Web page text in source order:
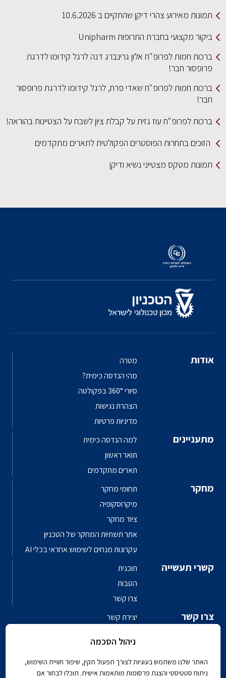
תמונות מאירוע צהרי דיקן שהתקיים ב 10.6.2026
ביקור מקצועי בחברת התרופות Unipharm
ברכות חמות לפרופ"ח אלון גרינברג דנה לרגל קידומו לדרגת
פרופסור חבר!
ברכות חמות לפרופ"ח שאדי פרח, לרגל קידומו לדרגת פרופסור
חבר!
ברכות לפרופ"ח עוז גזית על קבלת ציון לשבח על הצטיינות בהוראה!
הזוכים בתחרות הפוסטרים הפקולטית לתארים מתקדמים
תמונות מטקס מצטייני נשיא ודיקן
אודות
מטרה
מהי הנדסה כימית?
סיורי 360° בפקולטה
הצהרת נגישות
מדיניות פרטיות
מתעניינים
למה הנדסה כימית
תואר ראשון
תארים מתקדמים
מחקר
תחומי מחקר
מיקרוסקופיה
ציוד מחקר
אתר תשתיות המחקר של הטכניון
עקרונות מנחים לשימוש אחראי בכלי AI
קשרי תעשייה
תוכנית
הטבות
צרו קשר
צרו קשר
יצירת קשר
ספר טלפונים פקולטי
ניהול הסכמה
האתר שלנו משתמש בעוגיות לצורך תפעול תקין, שיפור חוויית השימוש,
ניתוח סטטיסטי והצגת פרסומות מותאמות אישית. תוכלו לבחור אם